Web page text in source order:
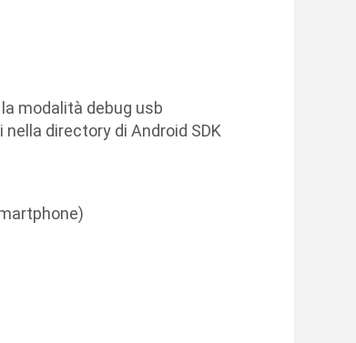
modalità debug usb
directory di Android SDK